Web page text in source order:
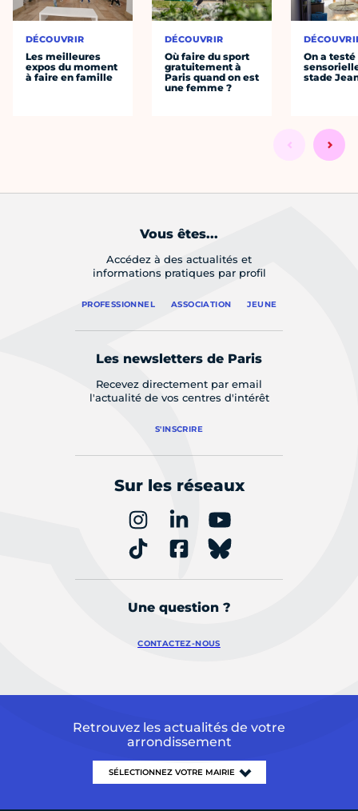
DÉCOUVRIR
Les meilleures
expos du moment
à faire en famille
DÉCOUVRIR
Où faire du sport
gratuitement à
Paris quand on est
une femme ?
On a
stade
Vous êtes...
Accédez à des actualités et
informations pratiques par profil
PROFESSIONNEL ASSOCIATION JEUNE
Les newsletters de Paris
Recevez directement par email
l'actualité de vos centres d'intérêt
S'INSCRIRE
Sur les réseaux
Une question ?
CONTACTEZ-NOUS
Retrouvez les actualités de votre
arrondissement